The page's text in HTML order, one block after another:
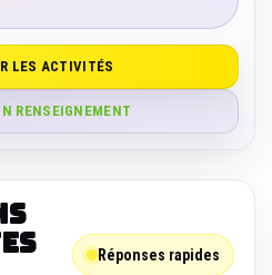
LES ACTIVITÉS
RENSEIGNEMENT
Réponses rapides